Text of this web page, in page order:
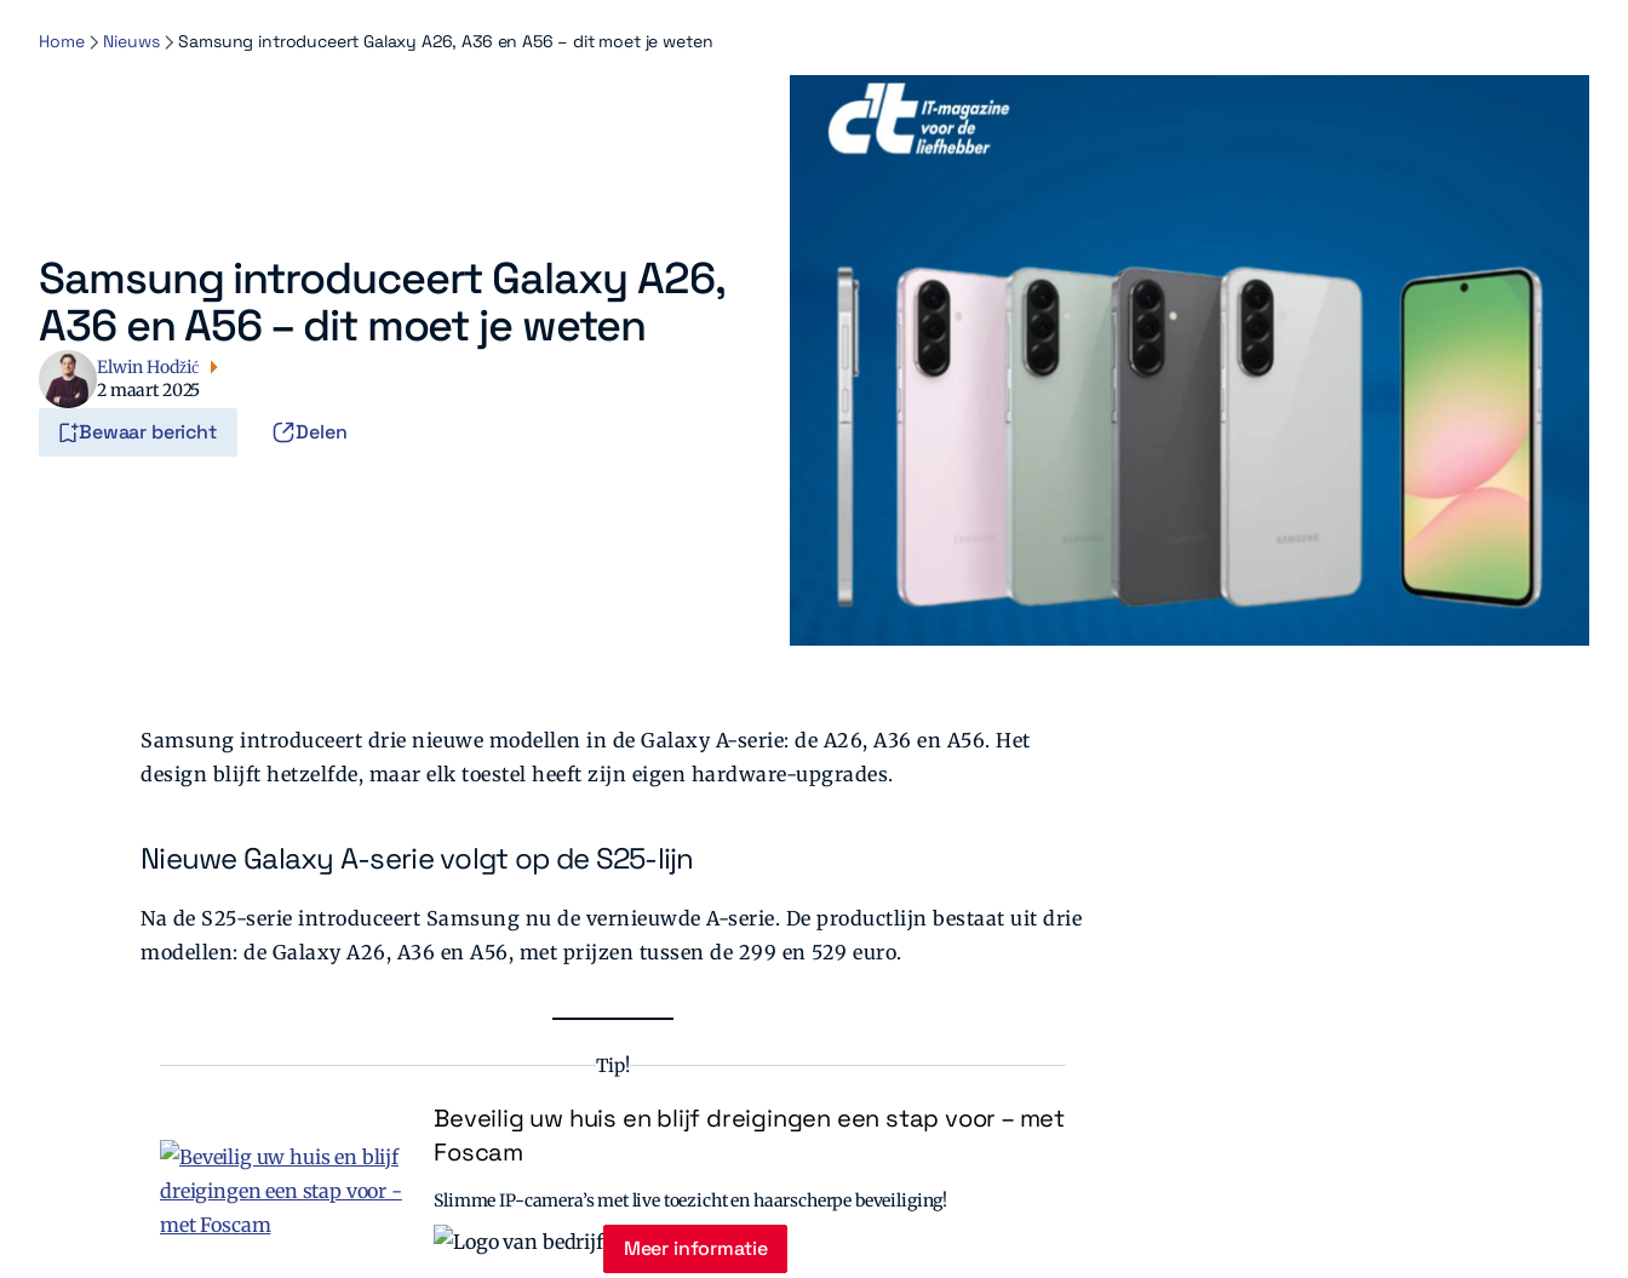
Home Nieuws Samsung introduceert Galaxy A26, A36 en A56 – dit moet je weten
Samsung introduceert Galaxy A26,
A36 en A56 – dit moet je weten
Elwin Hodžić
2 maart 2025
Bewaar bericht Delen
Samsung introduceert drie nieuwe modellen in de Galaxy A-serie: de A26, A36 en A56. Het
design blijft hetzelfde, maar elk toestel heeft zijn eigen hardware-upgrades.
Nieuwe Galaxy A-serie volgt op de S25-lijn
Na de S25-serie introduceert Samsung nu de vernieuwde A-serie. De productlijn bestaat uit drie
modellen: de Galaxy A26, A36 en A56, met prijzen tussen de 299 en 529 euro.
Tip!
Beveilig uw huis en blijf dreigingen een stap voor – met
Foscam
Slimme IP-camera’s met live toezicht en haarscherpe beveiliging!
Meer informatie